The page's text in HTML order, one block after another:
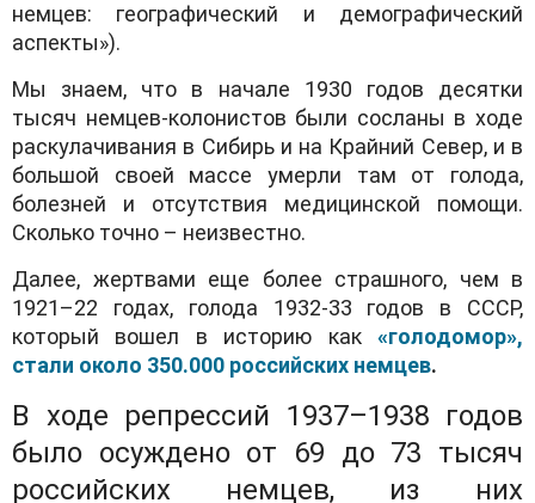
немцев: географический и демографический
аспекты»).
Мы знаем, что в начале 1930 годов десятки
тысяч немцев-колонистов были сосланы в ходе
раскулачивания в Сибирь и на Крайний Север, и в
большой своей массе умерли там от голода,
болезней и отсутствия медицинской помощи.
Сколько точно – неизвестно.
Далее, жертвами еще более страшного, чем в
1921–22 годах, голода 1932-33 годов в СССР,
который вошел в историю как «голодомор»,
стали около 350.000 российских немцев.
В ходе репрессий 1937–1938 годов
было осуждено от 69 до 73 тысяч
российских немцев, из них